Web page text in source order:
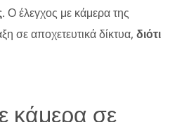
. Ο έλεγχος με κάμερα της
σε αποχετευτικά δίκτυα, διότι
κάμερα σε